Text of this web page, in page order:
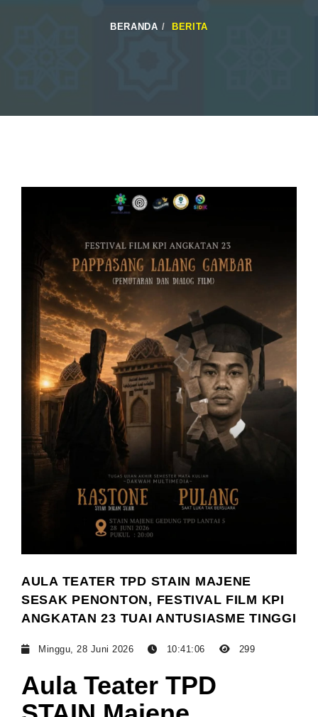
BERANDA BERITA
AULA TEATER TPD STAIN MAJENE
SESAK PENONTON, FESTIVAL FILM KPI
ANGKATAN 23 TUAI ANTUSIASME TINGGI
Minggu, 28 Juni 2026 10:41:06 299
Aula Teater TPD